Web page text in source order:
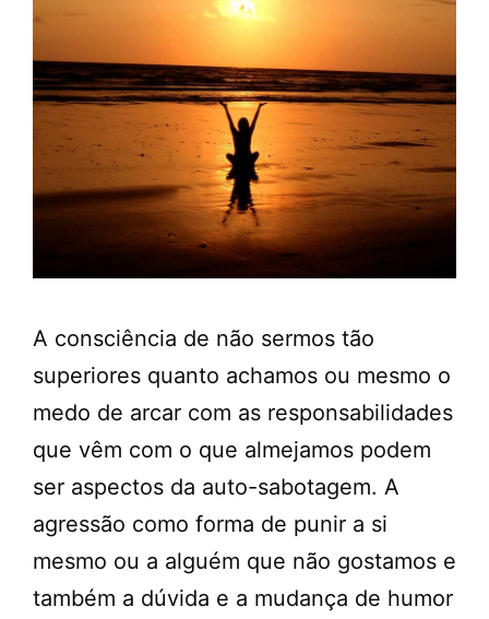
A consciência de não sermos tão
superiores quanto achamos ou mesmo o
medo de arcar com as responsabilidades
que vêm com o que almejamos podem
ser aspectos da auto-sabotagem. A
agressão como forma de punir a si
mesmo ou a alguém que não gostamos e
também a dúvida e a mudança de humor